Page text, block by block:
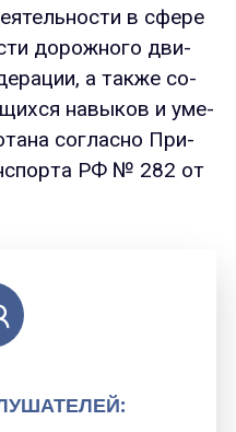
в сфе­ре
до­рож­но­го дви­
а так­же со­
на­выков и уме­
сог­ласно При­
РФ № 282 от